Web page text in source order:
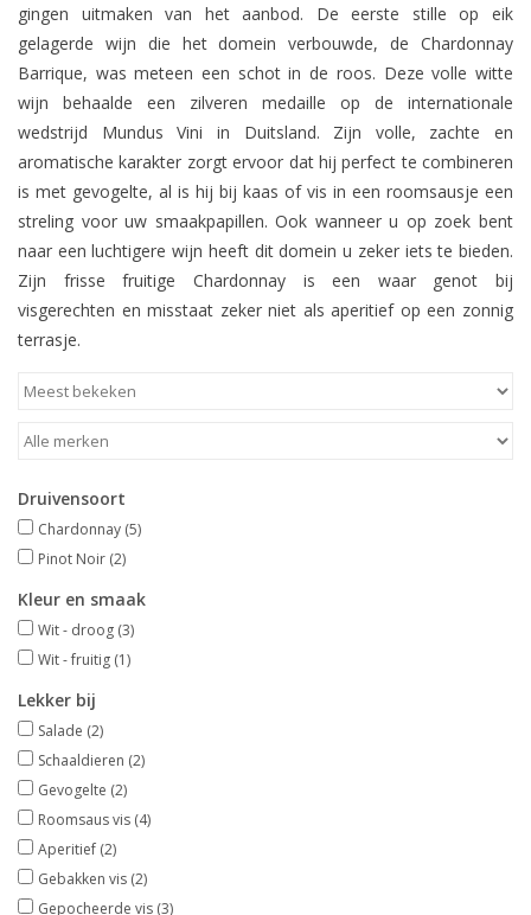
gingen uitmaken van het aanbod. De eerste stille op eik
gelagerde wijn die het domein verbouwde, de Chardonnay
Barrique, was meteen een schot in de roos. Deze volle witte
wijn behaalde een zilveren medaille op de internationale
wedstrijd Mundus Vini in Duitsland. Zijn volle, zachte en
aromatische karakter zorgt ervoor dat hij perfect te combineren
is met gevogelte, al is hij bij kaas of vis in een roomsausje een
streling voor uw smaakpapillen. Ook wanneer u op zoek bent
naar een luchtigere wijn heeft dit domein u zeker iets te bieden.
Zijn frisse fruitige Chardonnay is een waar genot bij
visgerechten en misstaat zeker niet als aperitief op een zonnig
terrasje.
Druivensoort
Chardonnay (5)
Pinot Noir (2)
Kleur en smaak
Wit - droog (3)
Wit - fruitig (1)
Lekker bij
Salade (2)
Schaaldieren (2)
Gevogelte (2)
Roomsaus vis (4)
Aperitief (2)
Gebakken vis (2)
Gepocheerde vis (3)